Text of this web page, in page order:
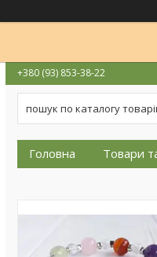
+380 (93) 853-38-22
Головна Товари